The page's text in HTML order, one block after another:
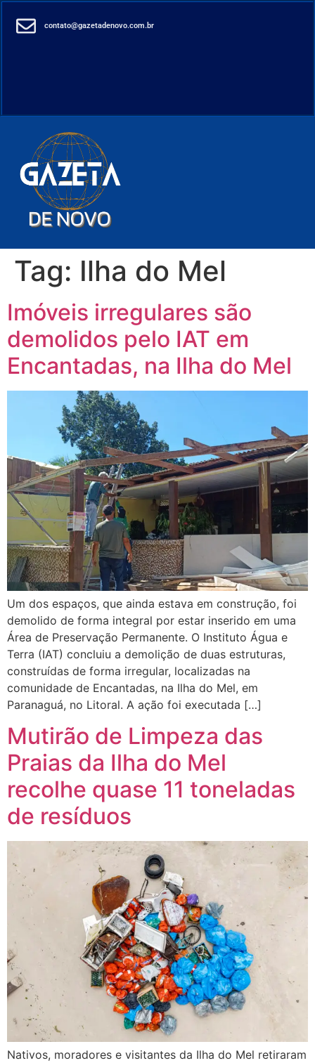
contato@gazetadenovo.com.br
Tag: Ilha do Mel
Imóveis irregulares são
demolidos pelo IAT em
Encantadas, na Ilha do Mel
Um dos espaços, que ainda estava em construção, foi
demolido de forma integral por estar inserido em uma
Área de Preservação Permanente. O Instituto Água e
Terra (IAT) concluiu a demolição de duas estruturas,
construídas de forma irregular, localizadas na
comunidade de Encantadas, na Ilha do Mel, em
Paranaguá, no Litoral. A ação foi executada […]
Mutirão de Limpeza das
Praias da Ilha do Mel
recolhe quase 11 toneladas
de resíduos
Nativos, moradores e visitantes da Ilha do Mel retiraram